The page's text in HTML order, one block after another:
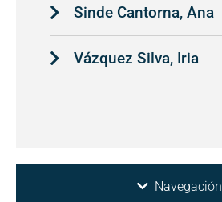
Sinde Cantorna, Ana
Vázquez Silva, Iria
Navegación